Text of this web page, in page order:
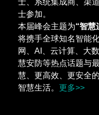
士、系统集成商、渠
士参加。
本届峰会主题为“智慧
将携手全球知名智能
网、AI、云计算、大
慧安防等热点话题与
慧、更高效、更安全
智慧生活。 更多>>